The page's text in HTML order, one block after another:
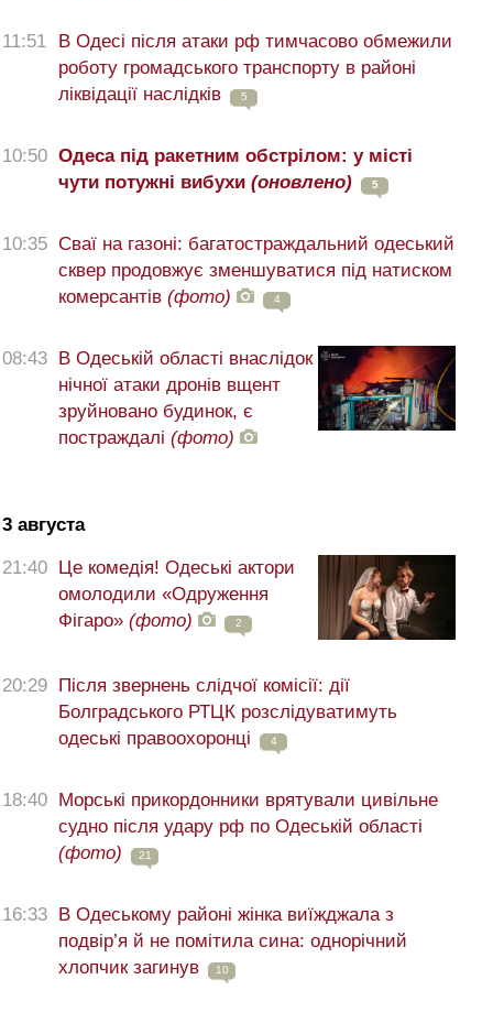
11:51
В Одесі після атаки рф тимчасово обмежили
роботу громадського транспорту в районі
ліквідації наслідків
5
10:50 Одеса під ракетним обстрілом: у місті
чути потужні вибухи (оновлено) 5
10:35 Сваї на газоні: багатостраждальний одеський
сквер продовжує зменшуватися під натиском
комерсантів (фото) 4
08:43 В Одеській області внаслідок
нічної атаки дронів вщент
зруйновано будинок, є
постраждалі (фото)
3 августа
21:40 Це комедія! Одеські актори
омолодили «Одруження
Фігаро» (фото) 2
20:29 Після звернень слідчої комісії: дії
Болградського РТЦК розслідуватимуть
одеські правоохоронці
4
18:40 Морські прикордонники врятували цивільне
судно після удару рф по Одеській області
(фото)
21
16:33 В Одеському районі жінка виїжджала з
подвір’я й не помітила сина: однорічний
хлопчик загинув
10